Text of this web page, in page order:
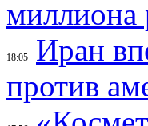
миллиона
18:05
Иран
против